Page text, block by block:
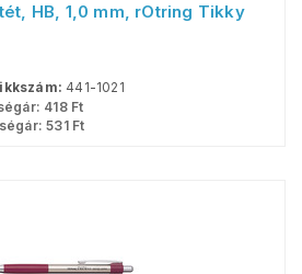
HB, 1,0 mm, rOtring Tikky
441-1021
418Ft
531Ft